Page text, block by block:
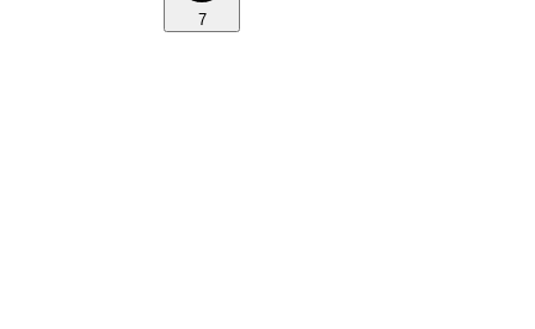
7